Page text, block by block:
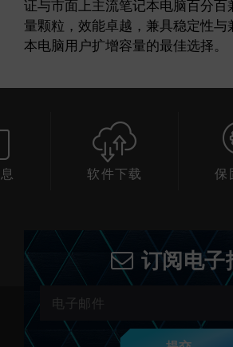
证与市面上主流笔记本电脑百分百
量颗粒，效能卓越，兼具稳定性与
本电脑用户扩增容量的最佳选择。
软件下载 保
订阅电子